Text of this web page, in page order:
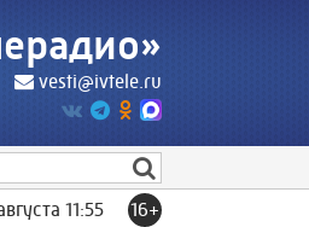
vesti@ivtele.ru
11:55 16+